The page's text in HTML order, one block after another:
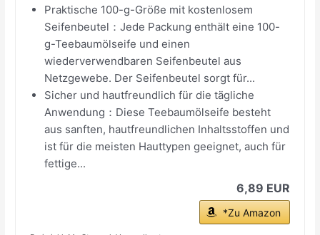
Praktische 100-g-Größe mit kostenlosem
Seifenbeutel：Jede Packung enthält eine 100-
g-Teebaumölseife und einen
wiederverwendbaren Seifenbeutel aus
Netzgewebe. Der Seifenbeutel sorgt für...
Sicher und hautfreundlich für die tägliche
Anwendung：Diese Teebaumölseife besteht
aus sanften, hautfreundlichen Inhaltsstoffen und
ist für die meisten Hauttypen geeignet, auch für
fettige...
6,89 EUR
*Zu Amazon